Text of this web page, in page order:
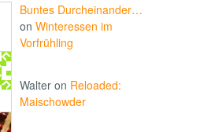
Buntes Durcheinander…
on Winteressen im
Vorfrühling
Walter on Reloaded:
Maischowder